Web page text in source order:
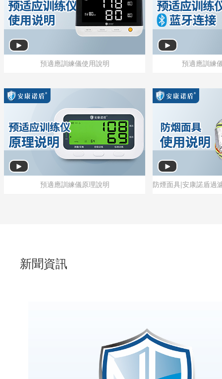
預適應訓練儀使用說明
預適應訓練
預適應訓練
預適應訓練儀原理說明
新聞資訊